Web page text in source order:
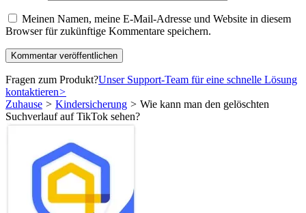
Meinen Namen, meine E-Mail-Adresse und Website in diesem
Browser für zukünftige Kommentare speichern.
Fragen zum Produkt?Unser Support-Team für eine schnelle Lösung
kontaktieren>
Zuhause > Kindersicherung > Wie kann man den gelöschten
Suchverlauf auf TikTok sehen?